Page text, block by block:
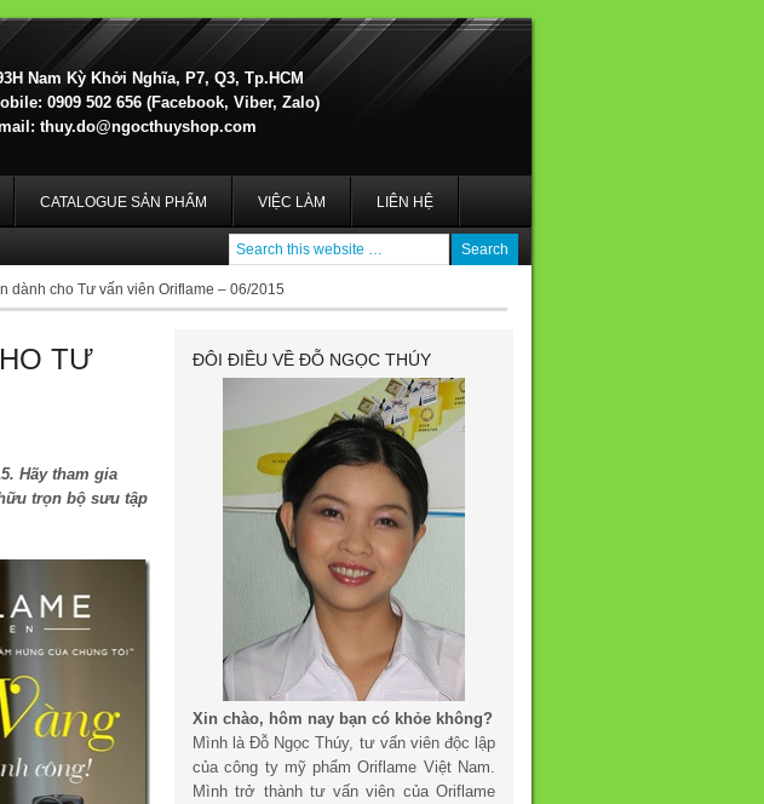
Nam Kỳ Khởi Nghĩa, P7, Q3, Tp.HCM
0909 502 656 (Facebook, Viber, Zalo)
thuy.do@ngocthuyshop.com
CATALOGUE SẢN PHẨM VIỆC LÀM LIÊN HỆ
cho Tư vấn viên Oriflame – 06/2015
TƯ
Hãy tham gia
trọn bộ sưu tập
ĐÔI ĐIỀU VỀ ĐỖ NGỌC THÚY
Xin chào, hôm nay bạn có khỏe không?
Mình là Đỗ Ngọc Thúy, tư vấn viên độc lập
của công ty mỹ phẩm Oriflame Việt Nam.
Mình trở thành tư vấn viên của Oriflame